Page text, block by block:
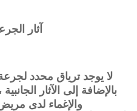
آثار
لا يوجد ترياق محدد
بالإضافة إلى الآثار